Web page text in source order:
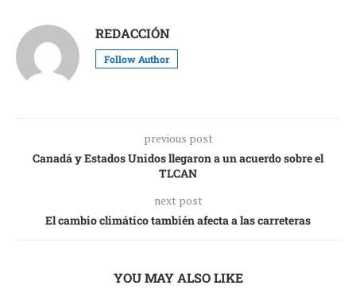
REDACCIÓN
Follow Author
previous post
Canadá y Estados Unidos llegaron a un acuerdo sobre el
TLCAN
next post
El cambio climático también afecta a las carreteras
YOU MAY ALSO LIKE